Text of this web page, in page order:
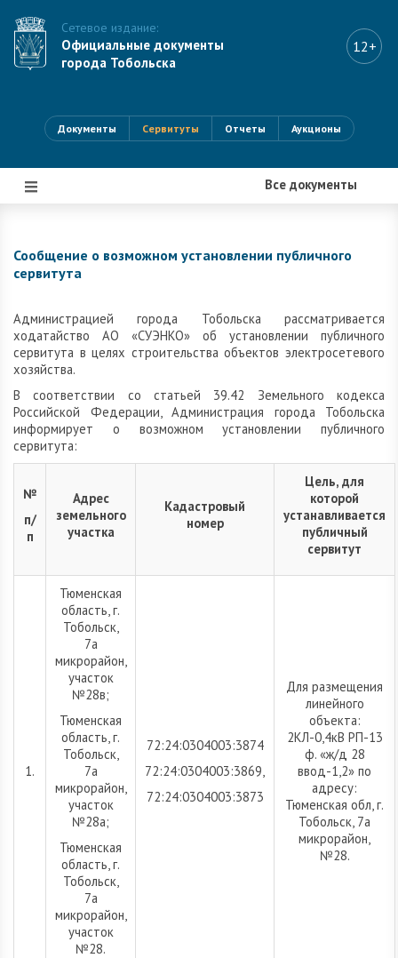
Сетевое издание:
Официальные документы
города Тобольска
12+
Документы Сервитуты Отчеты Аукционы
Все документы
|||
Сообщение о возможном установлении публичного
сервитута
Администрацией города Тобольска рассматривается
ходатайство АО «СУЭНКО» об установлении публичного
сервитута в целях строительства объектов электросетевого
хозяйства.
В соответствии со статьей 39.42 Земельного кодекса
Российской Федерации, Администрация города Тобольска
информирует о возможном установлении публичного
сервитута:
№
п/
п
Адрес
земельного
участка
Кадастровый
номер
Цель, для
которой
устанавливается
публичный
сервитут
1.
Тюменская
область, г.
Тобольск,
7а
микрорайон,
участок
№28в;
Тюменская
область, г.
Тобольск,
7а
микрорайон,
участок
№28а;
Тюменская
область, г.
Тобольск,
7а
микрорайон,
участок
№28.
72:24:0304003:3874
72:24:0304003:3869,
72:24:0304003:3873
Для размещения
линейного
объекта:
2КЛ-0,4кВ РП-13
ф. «ж/д 28
ввод-1,2» по
адресу:
Тюменская обл, г.
Тобольск, 7а
микрорайон,
№28.